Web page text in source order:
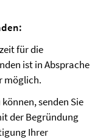
für die
ist in Absprache
möglich.
senden Sie
der Begründung
Ihrer